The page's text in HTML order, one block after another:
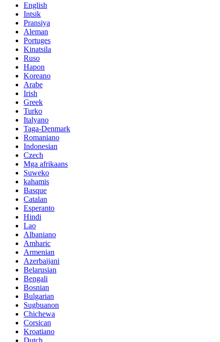
English
Intsik
Pransiya
Aleman
Portuges
Kinatsila
Ruso
Hapon
Koreano
Arabe
Irish
Greek
Turko
Italyano
Taga-Denmark
Romaniano
Indonesian
Czech
Mga afrikaans
Suweko
kahamis
Basque
Catalan
Esperanto
Hindi
Lao
Albaniano
Amharic
Armenian
Azerbaijani
Belarusian
Bengali
Bosnian
Bulgarian
Sugbuanon
Chichewa
Corsican
Kroatiano
Dutch